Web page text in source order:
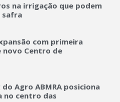
na irrigação que podem
safra
com primeira
novo Centro de
Agro ABMRA posiciona
no centro das